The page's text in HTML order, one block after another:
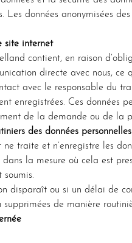
Les données anonymisées
site internet
contient, en raison
directe avec nous,
avec le responsable du
enregistrées. Ces données
de la demande ou de la
des données personnelles
traite et n’enregistre les
la mesure où cela est
soumis.
disparaît ou si un délai de
supprimées de manière